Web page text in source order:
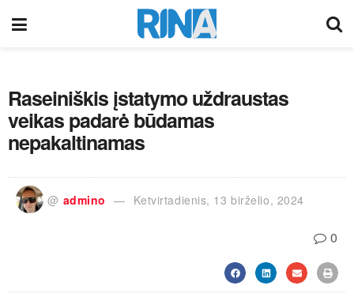
Raseiniškis įstatymo uždraustas
veikas padarė būdamas
nepakaltinamas
@ admino Ketvirtadienis, 13 birželio, 2024
0